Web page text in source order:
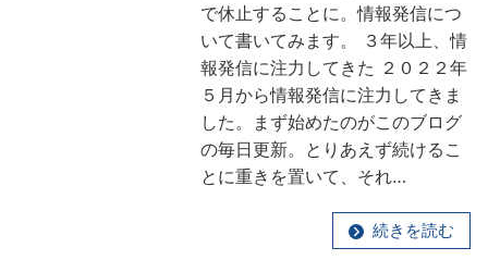
で休止することに。情報発信につ
いて書いてみます。 ３年以上、情
報発信に注力してきた ２０２２年
５月から情報発信に注力してきま
した。まず始めたのがこのブログ
の毎日更新。とりあえず続けるこ
とに重きを置いて、それ…
続きを読む